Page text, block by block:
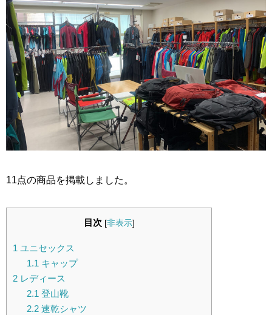
11点の商品を掲載しました。
目次 [非表示]
1 ユニセックス
1.1 キャップ
2 レディース
2.1 登山靴
2.2速乾シャツ